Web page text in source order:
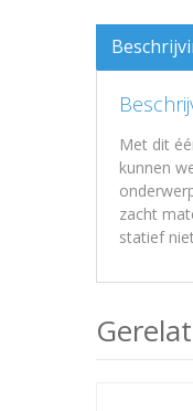
Met dit
kunnen
zacht
statief